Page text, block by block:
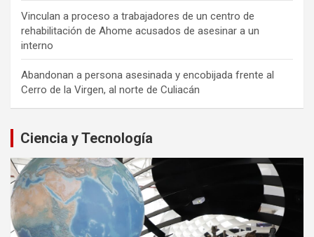
Vinculan a proceso a trabajadores de un centro de
rehabilitación de Ahome acusados de asesinar a un
interno
Abandonan a persona asesinada y encobijada frente al
Cerro de la Virgen, al norte de Culiacán
Ciencia y Tecnología